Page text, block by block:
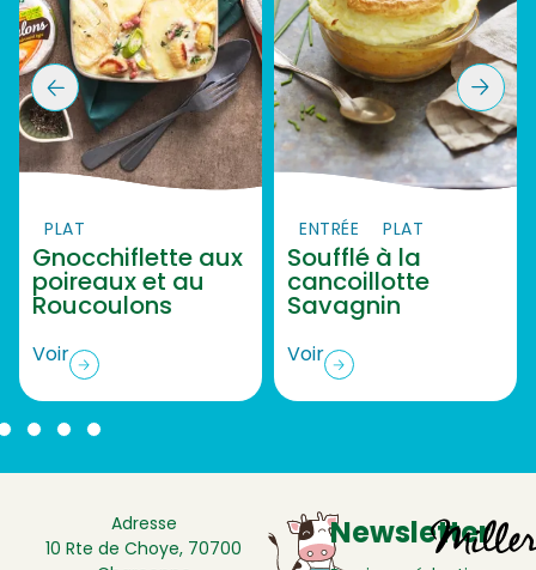
PLAT
Gnocchiflette aux
poireaux et au
Roucoulons
Voir
ENTRÉE PLAT
Soufflé à la
cancoillotte
Savagnin
Voir
Adresse
10 Rte de Choye, 70700
Newsletter